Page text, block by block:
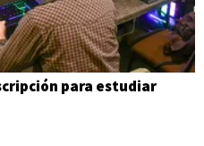
para estudiar